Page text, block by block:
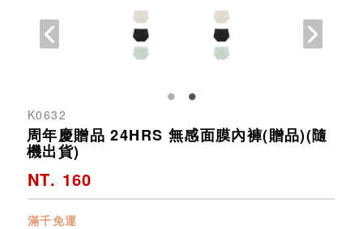
K0632
周年慶贈品 24HRS 無感面膜內褲(贈品)(隨
機出貨)
NT. 160
滿千免運